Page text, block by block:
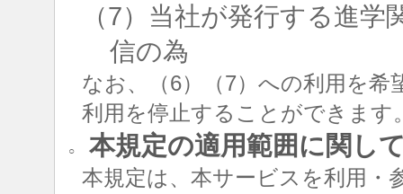
（7）当社が発行する進
信の為
なお、（6）（7）への利用を
利用を停止することができます
○ 本規定の適用範囲に関し
本規定は、本サービスを利用・